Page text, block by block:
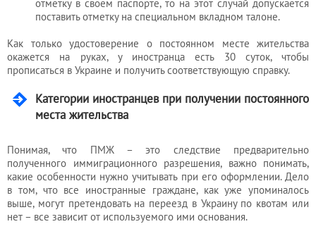
отметку в своем паспорте, то на этот случай допускается
поставить отметку на специальном вкладном талоне.
Как только удостоверение о постоянном месте жительства
окажется на руках, у иностранца есть 30 суток, чтобы
прописаться в Украине и получить соответствующую справку.
Категории иностранцев при получении постоянного
места жительства
Понимая, что ПМЖ – это следствие предварительно
полученного иммиграционного разрешения, важно понимать,
какие особенности нужно учитывать при его оформлении. Дело
в том, что все иностранные граждане, как уже упоминалось
выше, могут претендовать на переезд в Украину по квотам или
нет – все зависит от используемого ими основания.